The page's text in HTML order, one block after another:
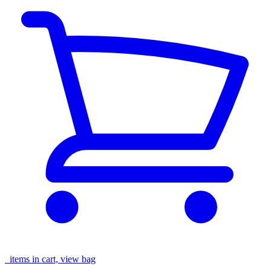
items in cart, view bag